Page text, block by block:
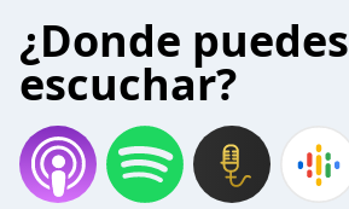
¿Donde puedes
escuchar?